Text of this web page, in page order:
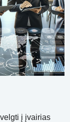
į įvairias